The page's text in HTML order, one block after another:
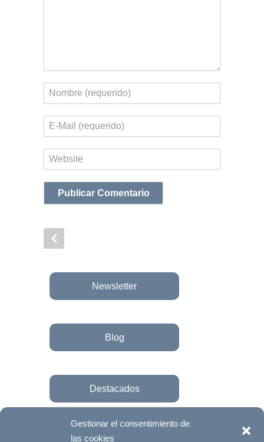
Gestionar el consentimiento de
las cookies
Nombre
Correo
electrónico
Web
Newsletter
Blog
Destacados
Únete a la fundación